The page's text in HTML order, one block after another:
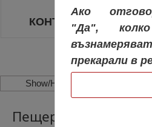
КОНТАКТИ
Show/Hide Left Side
Пещера „Тошова
Ако
"Да",
прекарали в